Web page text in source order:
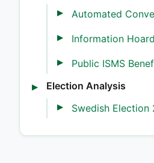
Automated
Information
Public ISMS
Election Analysis
Swedish Election